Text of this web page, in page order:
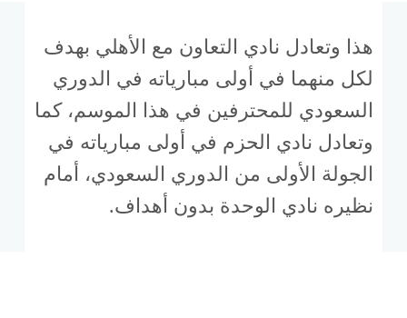
هذا وتعادل نادي التعاون مع الأهلي بهدف
لكل منهما في أولى مبارياته في الدوري
السعودي للمحترفين في هذا الموسم، كما
وتعادل نادي الحزم في أولى مبارياته في
الجولة الأولى من الدوري السعودي، أمام
نظيره نادي الوحدة بدون أهداف.